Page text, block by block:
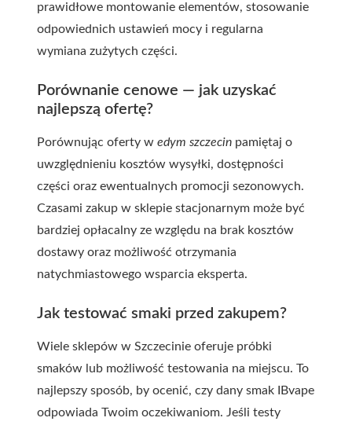
prawidłowe montowanie elementów, stosowanie
odpowiednich ustawień mocy i regularna
wymiana zużytych części.
Porównanie cenowe — jak uzyskać
najlepszą ofertę?
Porównując oferty w edym szczecin pamiętaj o
uwzględnieniu kosztów wysyłki, dostępności
części oraz ewentualnych promocji sezonowych.
Czasami zakup w sklepie stacjonarnym może być
bardziej opłacalny ze względu na brak kosztów
dostawy oraz możliwość otrzymania
natychmiastowego wsparcia eksperta.
Jak testować smaki przed zakupem?
Wiele sklepów w Szczecinie oferuje próbki
smaków lub możliwość testowania na miejscu. To
najlepszy sposób, by ocenić, czy dany smak IBvape
odpowiada Twoim oczekiwaniom. Jeśli testy